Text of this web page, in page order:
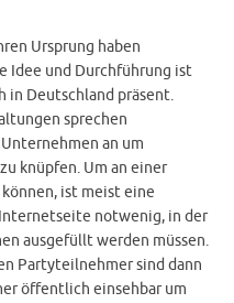
Ursprung haben
Idee und Durchführung ist
in Deutschland präsent.
sprechen
an um
knüpfen. Um an einer
ist meist eine
notwenig, in der
ausgefüllt werden müssen.
Partyteilnehmer sind dann
öffentlich einsehbar um